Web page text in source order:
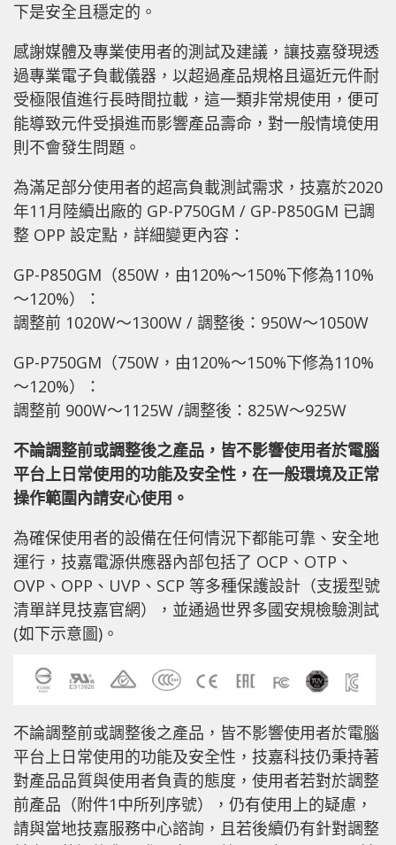
下是安全且穩定的。
感謝媒體及專業使用者的測試及建議，讓技嘉發現透
過專業電子負載儀器，以超過產品規格且逼近元件耐
受極限值進行長時間拉載，這一類非常規使用，便可
能導致元件受損進而影響產品壽命，對一般情境使用
則不會發生問題。
為滿足部分使用者的超高負載測試需求，技嘉於2020
年11月陸續出廠的 GP-P750GM / GP-P850GM 已調
整 OPP 設定點，詳細變更內容：
GP-P850GM（850W，由120%～150%下修為110%
～120%）：
調整前 1020W～1300W / 調整後：950W～1050W
GP-P750GM（750W，由120%～150%下修為110%
～120%）：
調整前 900W～1125W /調整後：825W～925W
不論調整前或調整後之產品，皆不影響使用者於電腦
平台上日常使用的功能及安全性，在一般環境及正常
操作範圍內請安心使用。
為確保使用者的設備在任何情況下都能可靠、安全地
運行，技嘉電源供應器內部包括了 OCP、OTP、
OVP、OPP、UVP、SCP 等多種保護設計（支援型號
清單詳見技嘉官網），並通過世界多國安規檢驗測試
(如下示意圖)。
不論調整前或調整後之產品，皆不影響使用者於電腦
平台上日常使用的功能及安全性，技嘉科技仍秉持著
對產品品質與使用者負責的態度，使用者若對於調整
前產品（附件1中所列序號），仍有使用上的疑慮，
請與當地技嘉服務中心諮詢，且若後續仍有針對調整